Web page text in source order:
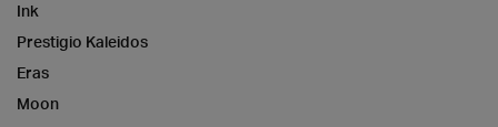
Ink
Prestigio Kaleidos
Eras
Moon